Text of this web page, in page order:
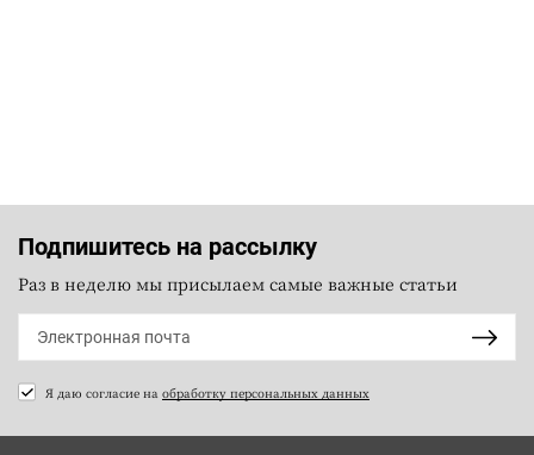
Подпишитесь на рассылку
Раз в неделю мы присылаем самые важные статьи
Я даю согласие на обработку персональных данных